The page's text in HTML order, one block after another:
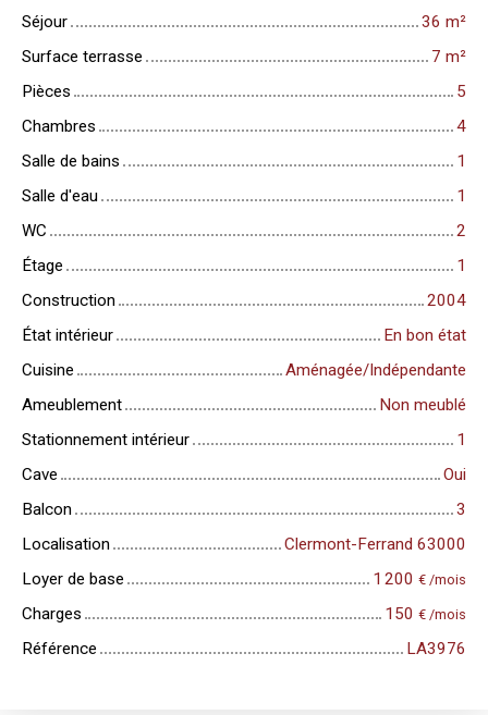
Séjour
36 m²
Surface terrasse
7 m²
Pièces
5
Chambres
4
Salle de bains
1
Salle d'eau
1
WC
2
Étage
1
Construction
2004
État intérieur
En bon état
Cuisine
Aménagée/Indépendante
Ameublement
Non meublé
Stationnement intérieur
1
Cave
Oui
Balcon
3
Localisation
Clermont-Ferrand 63000
Loyer de base
1 200 € /mois
Charges 150 € /mois
Référence LA3976